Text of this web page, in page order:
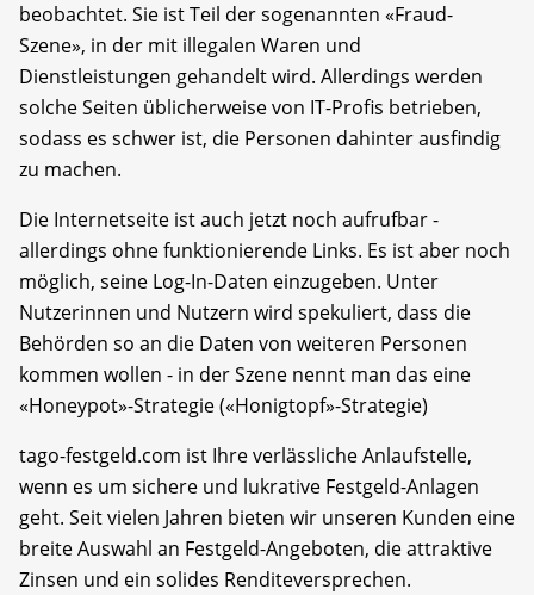
beobachtet. Sie ist Teil der sogenannten «Fraud-
Szene», in der mit illegalen Waren und
Dienstleistungen gehandelt wird. Allerdings werden
solche Seiten üblicherweise von IT-Profis betrieben,
sodass es schwer ist, die Personen dahinter ausfindig
zu machen.
Die Internetseite ist auch jetzt noch aufrufbar -
allerdings ohne funktionierende Links. Es ist aber noch
möglich, seine Log-In-Daten einzugeben. Unter
Nutzerinnen und Nutzern wird spekuliert, dass die
Behörden so an die Daten von weiteren Personen
kommen wollen - in der Szene nennt man das eine
«Honeypot»-Strategie («Honigtopf»-Strategie)
tago-festgeld.com ist Ihre verlässliche Anlaufstelle,
wenn es um sichere und lukrative Festgeld-Anlagen
geht. Seit vielen Jahren bieten wir unseren Kunden eine
breite Auswahl an Festgeld-Angeboten, die attraktive
Zinsen und ein solides Renditeversprechen.